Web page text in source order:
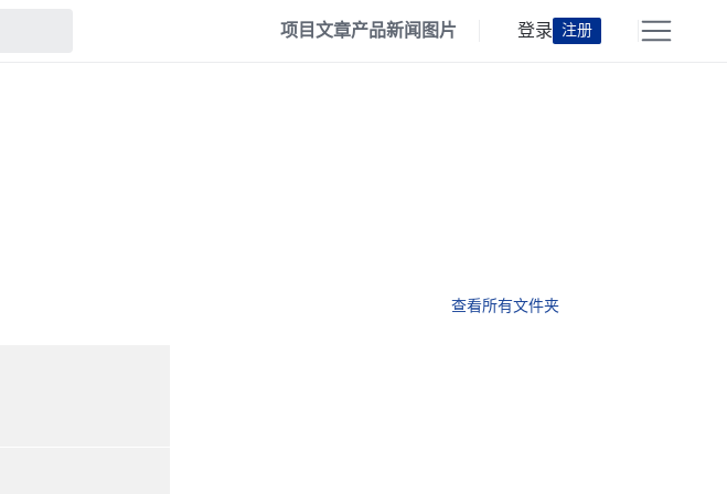
项目文章产品新闻 图片 登录 注册
查看所有文件夹